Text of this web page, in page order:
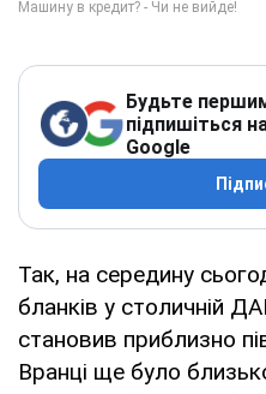
Будьте
підпишіться
Google
Так, на середину
бланків у столичній
становив приблизно
Вранці ще було